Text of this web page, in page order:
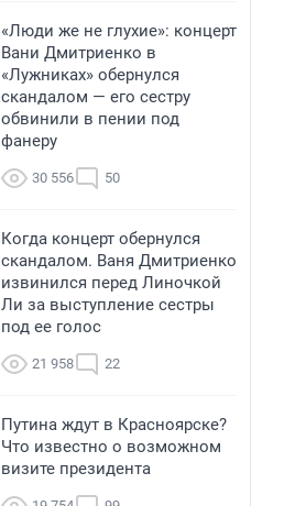
«Люди же не глухие»: концерт
Вани Дмитриенко в
«Лужниках» обернулся
скандалом — его сестру
обвинили в пении под
фанеру
30 556 50
Когда концерт обернулся
скандалом. Ваня Дмитриенко
извинился перед Линочкой
Ли за выступление сестры
под ее голос
21 958 22
Путина ждут в Красноярске?
Что известно о возможном
визите президента